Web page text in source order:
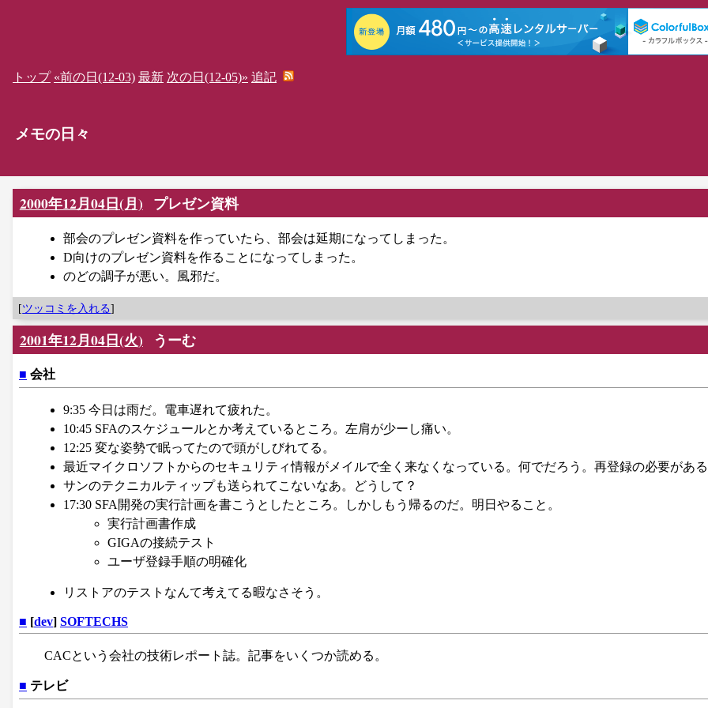
トップ «前の日(12-03) 最新 次の日(12-05)» 追記
メモの日々
2000年12月04日(月) プレゼン資料
部会のプレゼン資料を作っていたら、部会は延期になってしまった。
D向けのプレゼン資料を作ることになってしまった。
のどの調子が悪い。風邪だ。
[ツッコミを入れる]
2001年12月04日(火) うーむ
■ 会社
9:35 今日は雨だ。電車遅れて疲れた。
10:45 SFAのスケジュールとか考えているところ。左肩が少ーし痛い。
12:25 変な姿勢で眠ってたので頭がしびれてる。
最近マイクロソフトからのセキュリティ情報がメイルで全く来なくなっている。何でだろう。再登録の必要があ
サンのテクニカルティップも送られてこないなあ。どうして？
17:30 SFA開発の実行計画を書こうとしたところ。しかしもう帰るのだ。明日やること。
実行計画書作成
GIGAの接続テスト
ユーザ登録手順の明確化
リストアのテストなんて考えてる暇なさそう。
■ [dev] SOFTECHS
CACという会社の技術レポート誌。記事をいくつか読める。
■ テレビ